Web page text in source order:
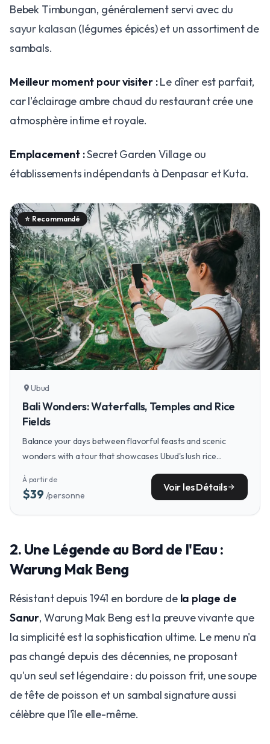
Bebek Timbungan, généralement servi avec du
sayur kalasan (légumes épicés) et un assortiment de
sambals.
Meilleur moment pour visiter :Le dîner est parfait,
car l'éclairage ambre chaud du restaurant crée une
atmosphère intime et royale.
Emplacement :Secret Garden Village ou
établissements indépendants à Denpasar et Kuta.
⭐ Recommandé
location_on Ubud
Bali Wonders: Waterfalls, Temples and Rice
Fields
Balance your days between flavorful feasts and scenic
wonders with a tour that showcases Ubud's lush rice
terraces, serene temples, and stunning waterfalls.
À partir de
$39/personne
Voir les Détailsarrow_forward
2. Une Légende au Bord de l'Eau :
Warung Mak Beng
Résistant depuis 1941 en bordure de la plage de
Sanur, Warung Mak Beng est la preuve vivante que
la simplicité est la sophistication ultime. Le menu n'a
pas changé depuis des décennies, ne proposant
qu'un seul set légendaire : du poisson frit, une soupe
de tête de poisson et un sambal signature aussi
célèbre que l'île elle-même.